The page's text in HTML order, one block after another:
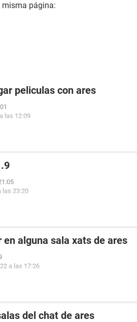
misma página:
peliculas con ares
las 12:09
las 23:20
en alguna sala xats de ares
a las 17:26
del chat de ares